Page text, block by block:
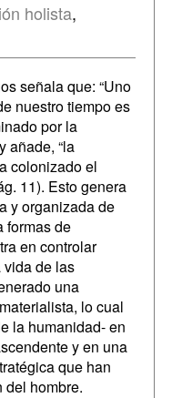
holista,
que: “Uno
nuestro tiempo es
por la
añade, “la
colonizado el
11). Esto genera
y organizada de
formas de
en controlar
vida de las
una
lo cual
la humanidad- en
y en una
que han
del hombre.